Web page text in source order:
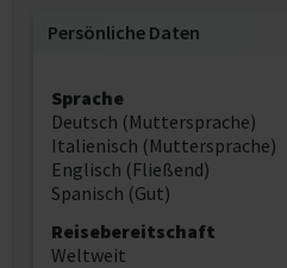
Persönliche Daten
Sprache
Deutsch (Muttersprache)
Italienisch (Muttersprache)
Englisch (Fließend)
Spanisch (Gut)
Reisebereitschaft
Weltweit